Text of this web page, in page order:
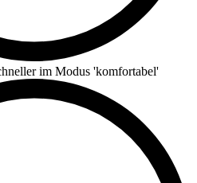
im Modus 'komfortabel'